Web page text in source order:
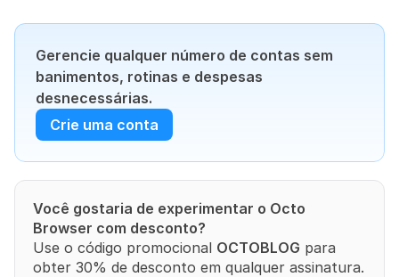
Gerencie qualquer número de contas sem
banimentos, rotinas e despesas
desnecessárias.
Crie uma conta
Você gostaria de experimentar o Octo
Browser com desconto?
Use o código promocional OCTOBLOG para
obter 30% de desconto em qualquer assinatura.